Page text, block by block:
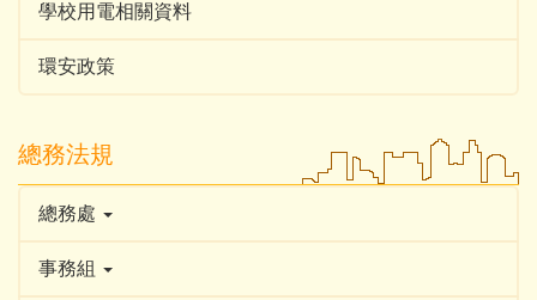
學校用電相關資料
環安政策
總務法規
總務處
事務組